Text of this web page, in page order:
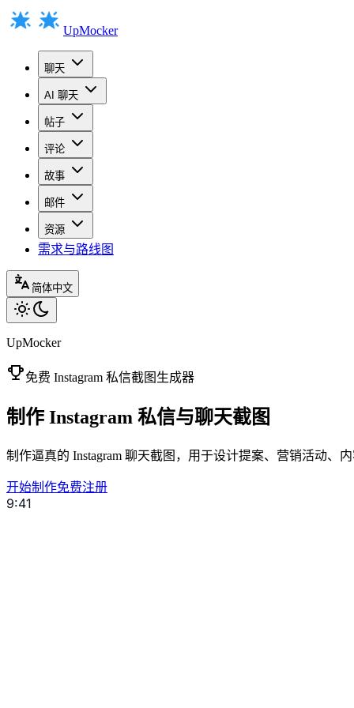
UpMocker
聊天
AI 聊天
帖子
评论
故事
邮件
资源
需求与路线图
简体中文
UpMocker
免费 Instagram 私信截图生成器
制作 Instagram 私信与聊天截图
制作逼真的 Instagram 聊天截图，用于设计提案、营销活动、
开始制作免费注册
9:41